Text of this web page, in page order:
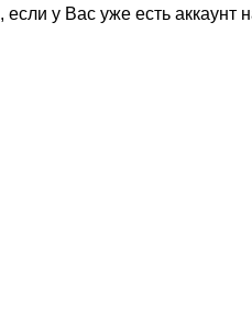
, если у Вас уже есть аккаунт